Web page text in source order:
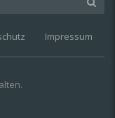
Impressum